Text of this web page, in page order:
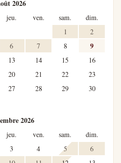
2026
jeu. ven. sam.
dim.
1
2
6 7 8
9
13 14 15
16
20 21 22
23
27 28 29
30
2026
jeu. ven. sam.
dim.
3 4 5
6